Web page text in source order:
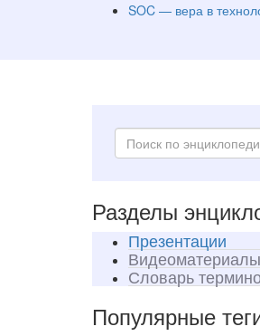
SOC — вера в
Разделы
Презентации
Видеоматериалы
Словарь
Популярные